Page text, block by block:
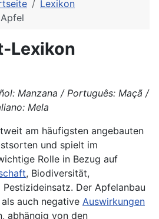
Lexikon
Apfel
Lexikon
Manzana / Português: Maçã /
Mela
am häufigsten angebauten
und spielt im
Rolle in Bezug auf
, Biodiversität,
Pestizideinsatz. Der Apfelanbau
auch negative Auswirkungen
abhängig von den